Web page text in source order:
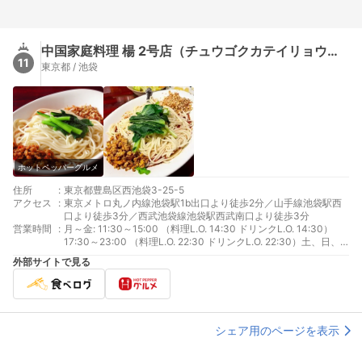
11
中国家庭料理 楊 2号店（チュウゴクカテイリョウリヤン）
東京都 / 池袋
ホットペッパーグルメ
住所 : 東京都豊島区西池袋3-25-5
アクセス
: 東京メトロ丸ノ内線池袋駅1b出口より徒歩2分／山手線池袋駅西
口より徒歩3分／西武池袋線池袋駅西武南口より徒歩3分
営業時間
: 月～金: 11:30～15:00 （料理L.O. 14:30 ドリンクL.O. 14:30）
17:30～23:00 （料理L.O. 22:30 ドリンクL.O. 22:30）土、日、
祝日、祝前日: 11:30～23:00 （料理L.O. 22:30 ドリンクL.O.
22:30）
外部サイトで見る
シェア用のページを表示